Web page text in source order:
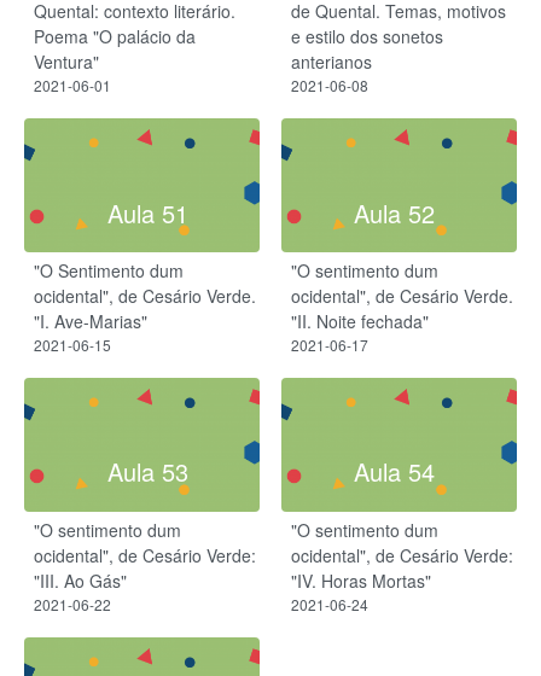
Quental: contexto literário.
Poema "O palácio da
Ventura"
2021-06-01
de Quental. Temas, motivos
e estilo dos sonetos
anterianos
2021-06-08
Aula 51
"O Sentimento dum
ocidental", de Cesário Verde.
"I. Ave-Marias"
2021-06-15
Aula 52
"O sentimento dum
ocidental", de Cesário Verde.
"II. Noite fechada"
2021-06-17
Aula 53
"O sentimento dum
ocidental", de Cesário Verde:
"III. Ao Gás"
2021-06-22
Aula 54
"O sentimento dum
ocidental", de Cesário Verde:
"IV. Horas Mortas"
2021-06-24